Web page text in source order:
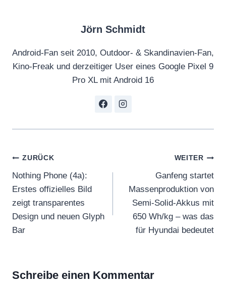
Jörn Schmidt
Android-Fan seit 2010, Outdoor- & Skandinavien-Fan,
Kino-Freak und derzeitiger User eines Google Pixel 9
Pro XL mit Android 16
Beitragsnavigation
ZURÜCK
Nothing Phone (4a):
Erstes offizielles Bild
zeigt transparentes
Design und neuen Glyph
Bar
WEITER
Ganfeng startet
Massenproduktion von
Semi-Solid-Akkus mit
650 Wh/kg – was das
für Hyundai bedeutet
Schreibe einen Kommentar